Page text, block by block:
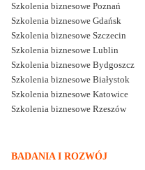
Szkolenia biznesowe Poznań
Szkolenia biznesowe Gdańsk
Szkolenia biznesowe Szczecin
Szkolenia biznesowe Lublin
Szkolenia biznesowe Bydgoszcz
Szkolenia biznesowe Białystok
Szkolenia biznesowe Katowice
Szkolenia biznesowe Rzeszów
BADANIA I ROZWÓJ